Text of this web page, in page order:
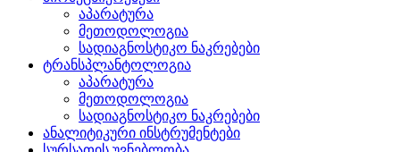
აპარატურა
მეთოდოლოგია
სადიაგნოსტიკო ნაკრებები
ტრანსპლანტოლოგია
აპარატურა
მეთოდოლოგია
სადიაგნოსტიკო ნაკრებები
ანალიტიკური ინსტრუმენტები